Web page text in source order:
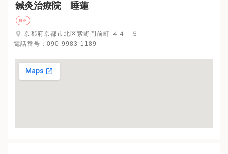
鍼灸治療院 睡蓮
鍼灸
京都府京都市北区紫野門前町 ４４－５
電話番号： 090-9983-1189